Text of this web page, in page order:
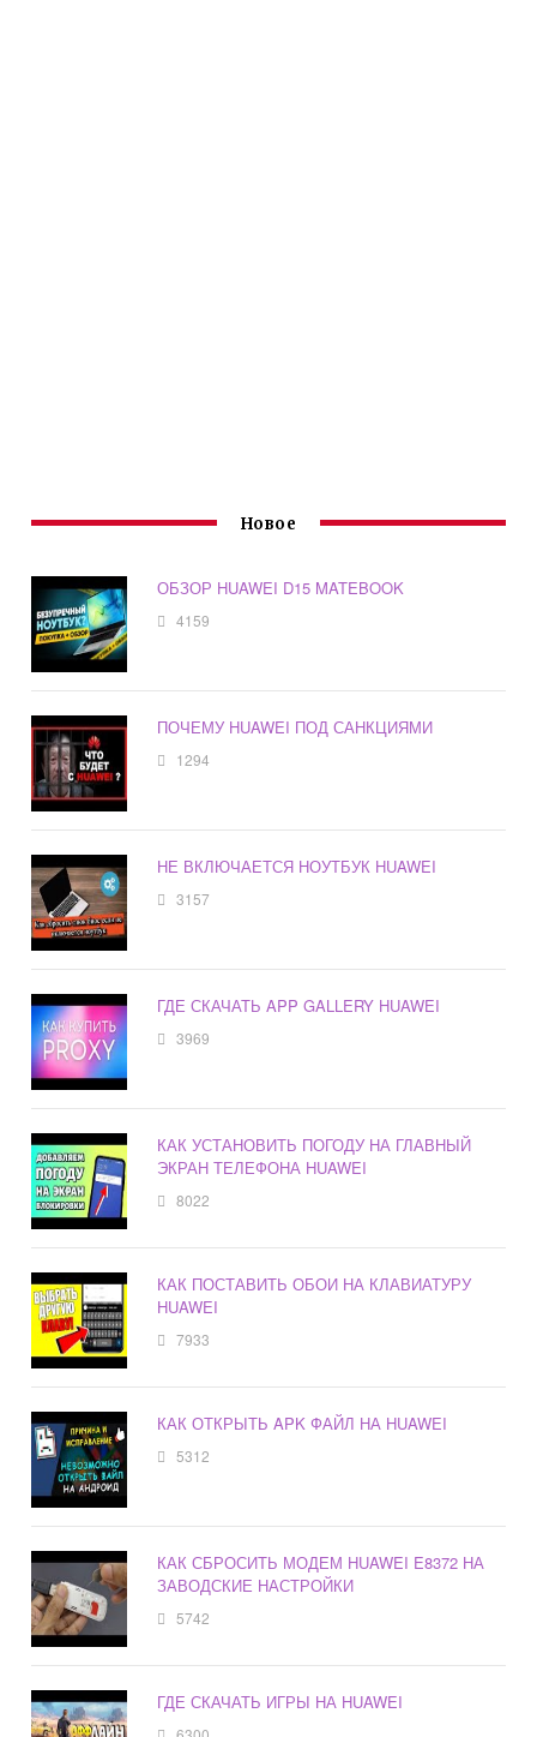
Новое
ОБЗОР HUAWEI D15 MATEBOOK
4159
ПОЧЕМУ HUAWEI ПОД САНКЦИЯМИ
1294
НЕ ВКЛЮЧАЕТСЯ НОУТБУК HUAWEI
3157
ГДЕ СКАЧАТЬ APP GALLERY HUAWEI
3969
КАК УСТАНОВИТЬ ПОГОДУ НА ГЛАВНЫЙ
ЭКРАН ТЕЛЕФОНА HUAWEI
8022
КАК ПОСТАВИТЬ ОБОИ НА КЛАВИАТУРУ
HUAWEI
7933
КАК ОТКРЫТЬ APK ФАЙЛ НА HUAWEI
5312
КАК СБРОСИТЬ МОДЕМ HUAWEI E8372 НА
ЗАВОДСКИЕ НАСТРОЙКИ
5742
ГДЕ СКАЧАТЬ ИГРЫ НА HUAWEI